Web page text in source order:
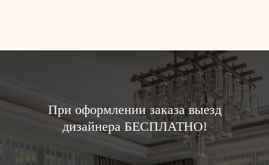
При оформлении заказа выезд
дизайнера БЕСПЛАТНО!